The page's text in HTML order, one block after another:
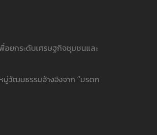
อยกระดับเศรษฐกิจชุมชนและ
วัฒนธรรมอ้างอิงจาก “มรดก